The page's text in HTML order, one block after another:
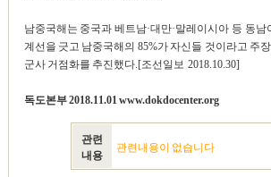
남중국해는 중국과 베트남·대만·말레이시아 등 동
계선을 긋고 남중국해의 85%가 자신들 것이라고 주
군사 거점화를 추진했다.[조선일보 2018.10.30]
독도본부 2018.11.01 www.dokdocenter.org
관련
내용
관련내용이 없습니다